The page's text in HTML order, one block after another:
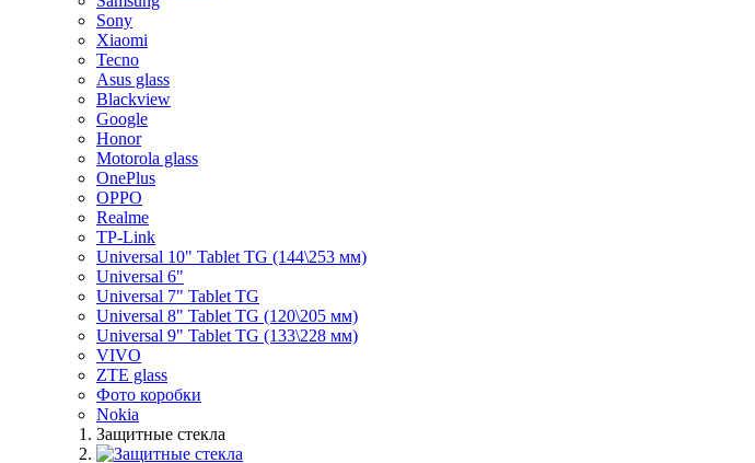
Sony
Xiaomi
Tecno
Asus glass
Blackview
Google
Honor
Motorola glass
OnePlus
OPPO
Realme
TP-Link
Universal 10" Tablet TG (144\253 мм)
Universal 6"
Universal 7" Tablet TG
Universal 8" Tablet TG (120\205 мм)
Universal 9" Tablet TG (133\228 мм)
VIVO
ZTE glass
Фото коробки
Nokia
Защитные стекла